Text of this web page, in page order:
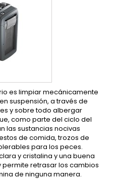
es limpiar mecánicamente
suspensión, a través de
y sobre todo albergar
como parte del ciclo del
las sustancias nocivas
de comida, trozos de
para los peces.
y cristalina y una buena
retrasar los cambios
de ninguna manera.